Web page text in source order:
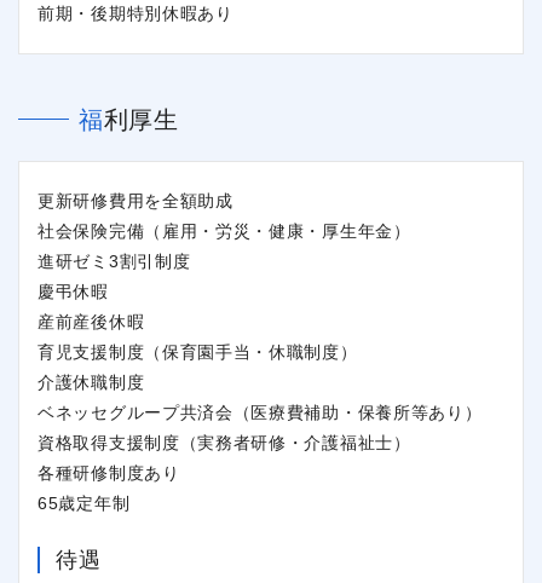
前期・後期特別休暇あり
福利厚生
更新研修費用を全額助成
社会保険完備（雇用・労災・健康・厚生年金）
進研ゼミ3割引制度
慶弔休暇
産前産後休暇
育児支援制度（保育園手当・休職制度）
介護休職制度
ベネッセグループ共済会（医療費補助・保養所等あり）
資格取得支援制度（実務者研修・介護福祉士）
各種研修制度あり
65歳定年制
待遇